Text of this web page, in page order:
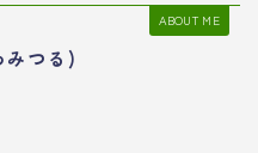
ABOUT ME
みつる)